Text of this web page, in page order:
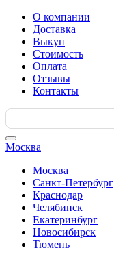
О компании
Доставка
Выкуп
Стоимость
Оплата
Отзывы
Контакты
Search
for:
Москва
Москва
Санкт-Петербург
Краснодар
Челябинск
Екатеринбург
Новосибирск
Тюмень